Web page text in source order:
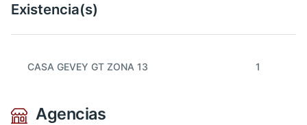
Existencia(s)
CASA GEVEY GT ZONA 13 1
Agencias